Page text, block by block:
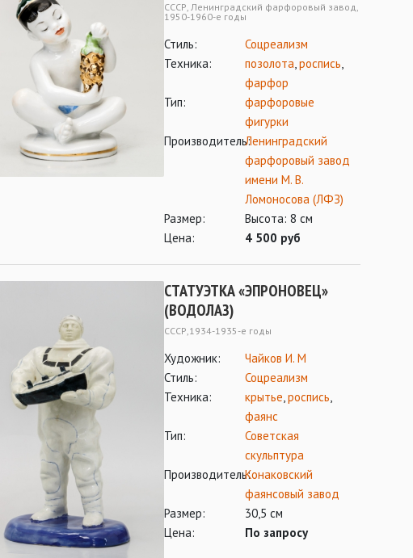
СССР, Ленинградский фарфоровый завод,
1950-1960-е годы
Стиль:
Соцреализм
Техника:
позолота,роспись,
фарфор
Тип:
фарфоровые
фигурки
Производитель:Ленинградский
фарфоровый завод
имени М. В.
Ломоносова (ЛФЗ)
Размер:
Высота: 8 см
Цена:
4 500 руб
СТАТУЭТКА «ЭПРОНОВЕЦ»
(ВОДОЛАЗ)
СССР,1934-1935-е годы
Художник:
Чайков И. М
Стиль:
Соцреализм
Техника:
крытье,роспись,
фаянс
Тип:
Советская
скульптура
Производитель:Конаковский
фаянсовый завод
Размер:
30,5 см
Цена:
По запросу